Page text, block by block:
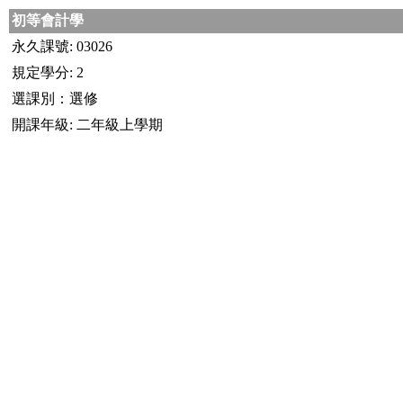
初等會計學
永久課號: 03026
規定學分: 2
選課別：選修
開課年級: 二年級上學期